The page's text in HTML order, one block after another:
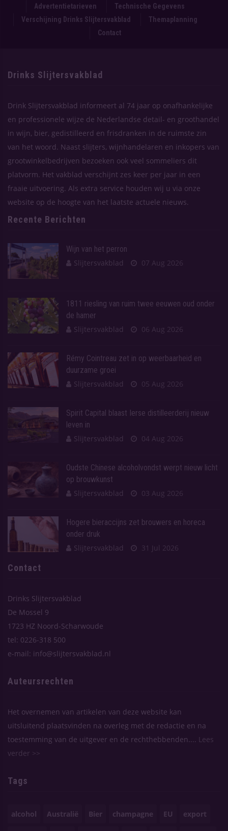
Advertentietarieven
Technische Gegevens
Verschijning Drinks Slijtersvakblad
Themaplanning
Contact
Drinks Slijtersvakblad
Drink Slijtersvakblad informeert al 74 jaar op onafhankelijke
en professionele wijze de Nederlandse detail- en groothandel
in wijn, bier, gedistilleerd en frisdranken in de ruimste zin
van het woord. Naast slijters, wijnhandelaren en inkopers van
grootwinkelbedrijven bezoeken ook veel sommeliers dit
platvorm. Het vakblad verschijnt zes keer per jaar in een
fraaie uitvoering. Als extra service houden wij u via onze
website op de hoogte van het laatste actuele nieuws.
Recente Berichten
Wijn van het perron
Slijtersvakblad
07 Aug 2026
1811 riesling van ruim twee eeuwen oud onder
de hamer
Slijtersvakblad
06 Aug 2026
Rémy Cointreau zet in op weerbaarheid en
duurzame groei
Slijtersvakblad
05 Aug 2026
Spirit Capital blaast Ierse distilleerderij nieuw
leven in
Slijtersvakblad
04 Aug 2026
Oudste Chinese alcoholvondst werpt nieuw licht
op brouwkunst
Slijtersvakblad
03 Aug 2026
Hogere bieraccijns zet brouwers en horeca
onder druk
Slijtersvakblad
31 Jul 2026
Contact
Drinks Slijtersvakblad
De Mossel 9
1723 HZ Noord-Scharwoude
tel: 0226-318 500
e-mail: info@slijtersvakblad.nl
Auteursrechten
Het overnemen van artikelen van deze website kan
uitsluitend plaatsvinden na overleg met de redactie en na
toestemming van de uitgever en de rechthebbenden.... Lees
verder >>
Tags
alcohol Australië Bier champagne EU export